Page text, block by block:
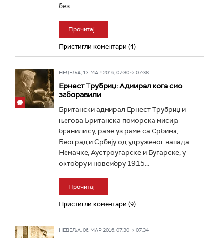
без...
Прочитај
Пристигли коментари (4)
НЕДЕЉА, 13. МАР 2016, 07:30 -> 07:38
Ернест Трубриџ: Адмирал кога смо
заборавили
Британски адмирал Ернест Трубриџ и
његова Британска поморска мисија
бранили су, раме уз раме са Србима,
Београд и Србију од удруженог напада
Немачке, Аустроугарске и Бугарске, у
октобру и новембру 1915...
Прочитај
Пристигли коментари (9)
НЕДЕЉА, 06. МАР 2016, 07:30 -> 07:34